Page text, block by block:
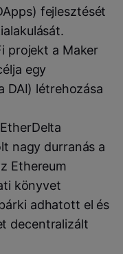
fejlesztését
projekt a Maker
egy
DAI) létrehozása
nagy durranás a
Ethereum
könyvet
adhatott el és
decentralizált